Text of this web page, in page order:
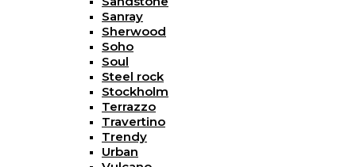
Sanray
Sherwood
Soho
Soul
Steel rock
Stockholm
Terrazzo
Travertino
Trendy
Urban